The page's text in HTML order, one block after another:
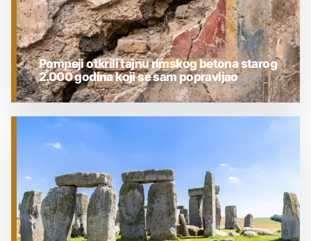
Pompeji otkrili tajnu rimskog betona starog
2.000 godina koji se sam popravljao